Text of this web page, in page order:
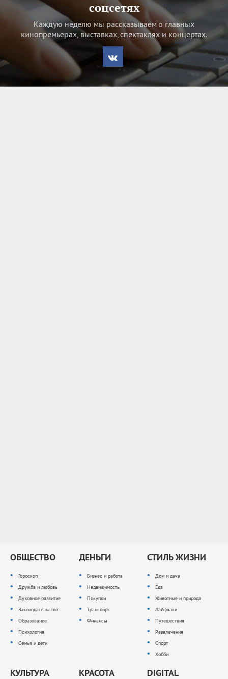
соцсетях
Каждую неделю мы рассказываем о главных
кинопремьерах, выставках, спектаклях и концертах.
ОБЩЕСТВО
Гороскоп
Дружба и любовь
Духовное развитие
Законодательство
Образование
Психология
Семья и дети
ДЕНЬГИ
Бизнес и работа
Недвижимость
Покупки
Транспорт
Финансы
СТИЛЬ ЖИЗНИ
Дом и дача
Еда
Животные и природа
Лайфхаки
Путешествия
Развлечения
Спорт
Хобби
КУЛЬТУРА КРАСОТА DIGITAL